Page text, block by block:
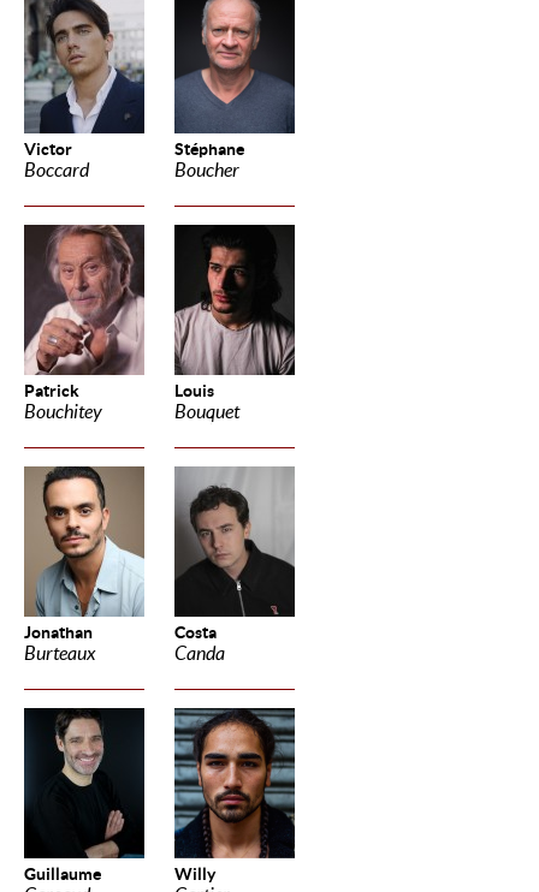
Victor
Boccard
Stéphane
Boucher
Patrick
Bouchitey
Louis
Bouquet
Jonathan
Burteaux
Costa
Canda
Guillaume Willy